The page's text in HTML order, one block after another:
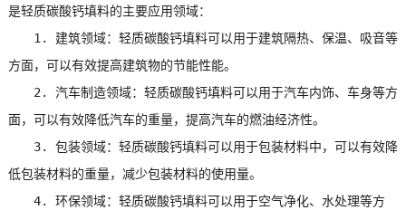
是轻质碳酸钙填料的主要应用领域：
1. 建筑领域：轻质碳酸钙填料可以用于建筑隔热、保温、吸音等
方面，可以有效提高建筑物的节能性能。
2. 汽车制造领域：轻质碳酸钙填料可以用于汽车内饰、车身等方
面，可以有效降低汽车的重量，提高汽车的燃油经济性。
3. 包装领域：轻质碳酸钙填料可以用于包装材料中，可以有效降
低包装材料的重量，减少包装材料的使用量。
4. 环保领域：轻质碳酸钙填料可以用于空气净化、水处理等方